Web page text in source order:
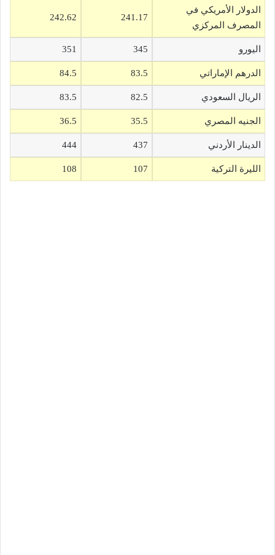
الدولار الأمريكي في
المصرف المركزي
241.17
242.62
اليورو 345
351
الدرهم الإماراتي 83.5
84.5
الريال السعودي 82.5
83.5
الجنيه المصري 35.5
36.5
الدينار الأردني 437
444
الليرة التركية 107
108